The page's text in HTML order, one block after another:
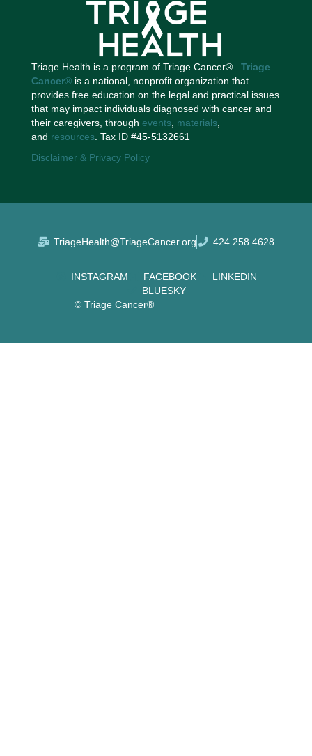
Triage Health is a program of Triage Cancer®. Triage
Cancer®is a national, nonprofit organization that
provides free education on the legal and practical issues
that may impact individuals diagnosed with cancer and
their caregivers, through events, materials,
and resources. Tax ID #45-5132661
Disclaimer & Privacy Policy
TriageHealth@TriageCancer.org 424.258.4628
INSTAGRAM FACEBOOK
LINKEDIN
BLUESKY
© Triage Cancer®